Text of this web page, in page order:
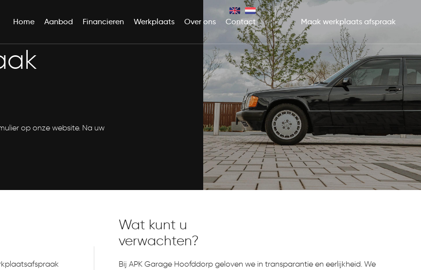
Home Aanbod Financieren Werkplaats Over ons Contact Maak werkplaats afspraak
op onze website. Na uw
Wat kunt u
verwachten?
Bij APK Garage Hoofddorp geloven we in transparantie en eerlijkheid. We